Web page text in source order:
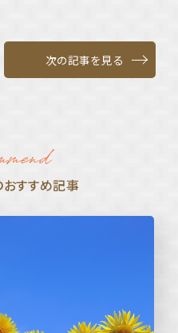
次の記事を見る
おすすめ記事